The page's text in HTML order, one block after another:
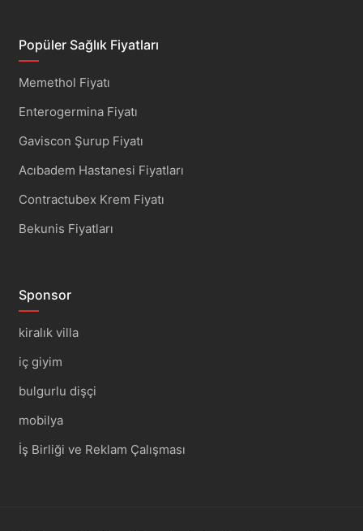
Popüler Sağlık Fiyatları
Memethol Fiyatı
Enterogermina Fiyatı
Gaviscon Şurup Fiyatı
Acıbadem Hastanesi Fiyatları
Contractubex Krem Fiyatı
Bekunis Fiyatları
Sponsor
kiralık villa
iç giyim
bulgurlu dişçi
mobilya
İş Birliği ve Reklam Çalışması